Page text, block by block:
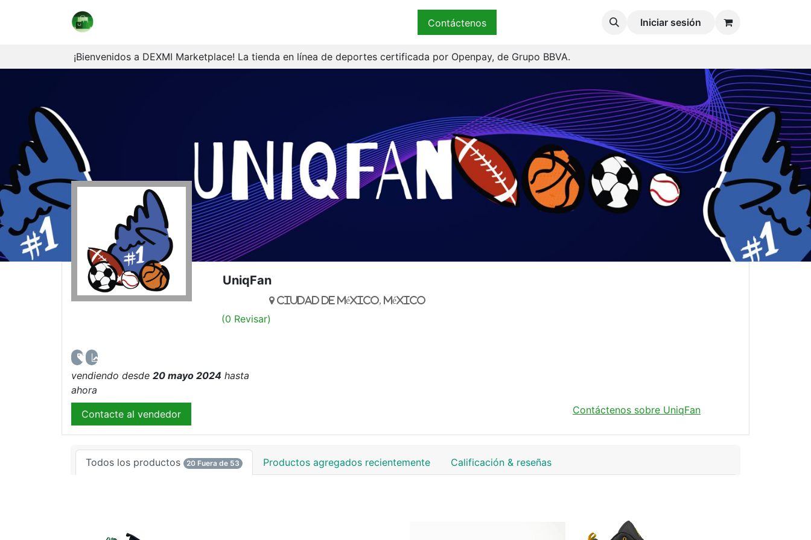
Contáctenos Iniciar sesión
¡Bienvenidos a DEXMI Marketplace! La tienda en línea de deportes certificada por Openpay, de Grupo BBVA.
UniqFan
Ciudad de México, México
(0 Revisar)
53 Productos
vendiendo desde 20 mayo 2024 hasta
ahora
Contacte al vendedor
Contáctenos sobre UniqFan
Todos los productos 20 Fuera de 53 Productos agregados recientemente Calificación & reseñas